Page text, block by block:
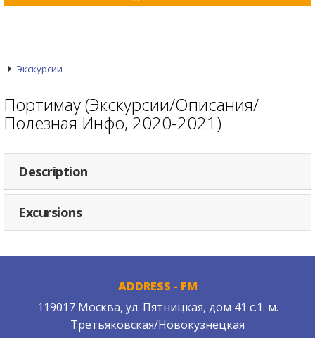
Экскурсии
Портимау (Экскурсии/Описания/
Полезная Инфо, 2020-2021)
Description
Excursions
ADDRESS - FM
119017 Москва, ул. Пятницкая, дом 41 с.1. м.
Третьяковская/Новокузнецкая